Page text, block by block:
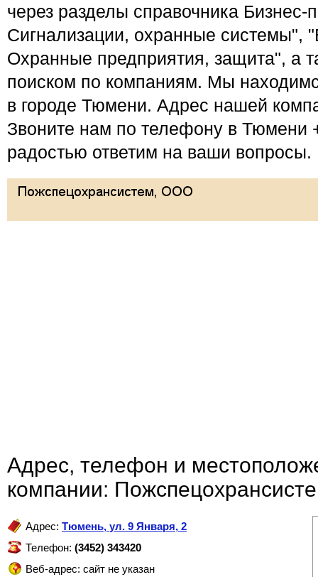
через разделы справочника Бизнес-
Сигнализации, охранные системы",
Охранные предприятия, защита", а
поиском по компаниям. Мы
в городе Тюмени. Адрес нашей
Звоните нам по телефону в Тюмени
радостью ответим на ваши вопросы.
Адрес, телефон и
компании:
Адрес: Тюмень, ул. 9 Января, 2
Телефон: (3452) 343420
Веб-адрес: сайт не указан